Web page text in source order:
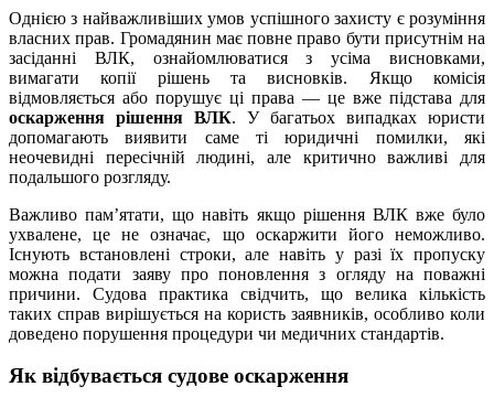
Однією з найважливіших умов успішного захисту є розуміння
власних прав. Громадянин має повне право бути присутнім на
засіданні ВЛК, ознайомлюватися з усіма висновками,
вимагати копії рішень та висновків. Якщо комісія
відмовляється або порушує ці права — це вже підстава для
оскарження рішення ВЛК. У багатьох випадках юристи
допомагають виявити саме ті юридичні помилки, які
неочевидні пересічній людині, але критично важливі для
подальшого розгляду.
Важливо пам’ятати, що навіть якщо рішення ВЛК вже було
ухвалене, це не означає, що оскаржити його неможливо.
Існують встановлені строки, але навіть у разі їх пропуску
можна подати заяву про поновлення з огляду на поважні
причини. Судова практика свідчить, що велика кількість
таких справ вирішується на користь заявників, особливо коли
доведено порушення процедури чи медичних стандартів.
Як відбувається судове оскарження